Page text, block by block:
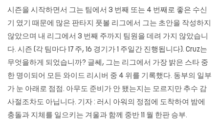
시즌을 시작하면서 그는 팀에서 3 번째 또는 4 번째로 좋은 수신
기 였기 때문에 많은 판타지 풋볼 리그에서 그는 초안을 작성하지
않았으며 내 리그에서 3 번째 주까지 팀원을 데려 가지 않았습니
다. 시즌 (각 팀마다 17 주, 16 경기가 1 주일간 진행됩니다). Cruz는
무엇을하게 되었습니까? 글쎄, 그는 리그에서 가장 밝은 스타 중
한 명이되어 모든 와이드 리시버 중 4 위를 기록했다. 동부의 일부
가 눈 아래로 점점. 아무도 준비가 안 됐는지는 모르지만 추수 감
사절조차도 아닙니다. 기자 : 러시 아워의 정점에 도착하여 밤에
충돌과 지체를 일으키는 겨울과 함께 중반 11 월 한판 승부.